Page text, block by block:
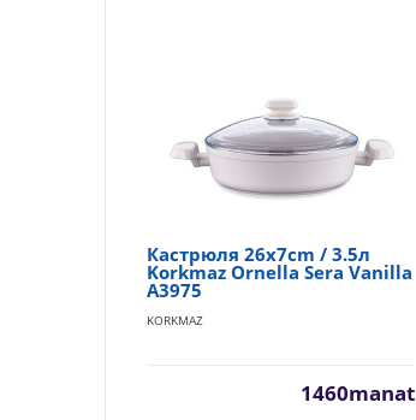
Кастрюля 26x7cm / 3.5л
Korkmaz Ornella Sera Vanilla
A3975
KORKMAZ
1460manat